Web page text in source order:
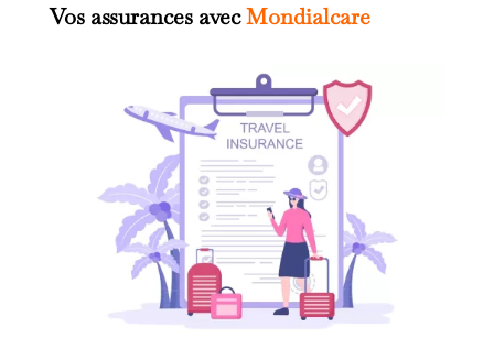
Vos assurances avecMondialcare